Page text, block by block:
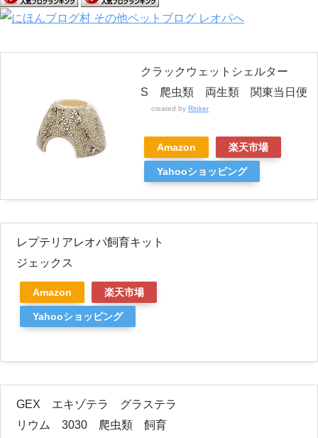
クラックウェットシェルター
S 爬虫類 両生類 関東当日便
created by Rinker
Amazon 楽天市場
Yahooショッピング
レプテリアレオパ飼育キット
ジェックス
Amazon 楽天市場
Yahooショッピング
GEX エキゾテラ グラステラ
リウム 3030 爬虫類 飼育